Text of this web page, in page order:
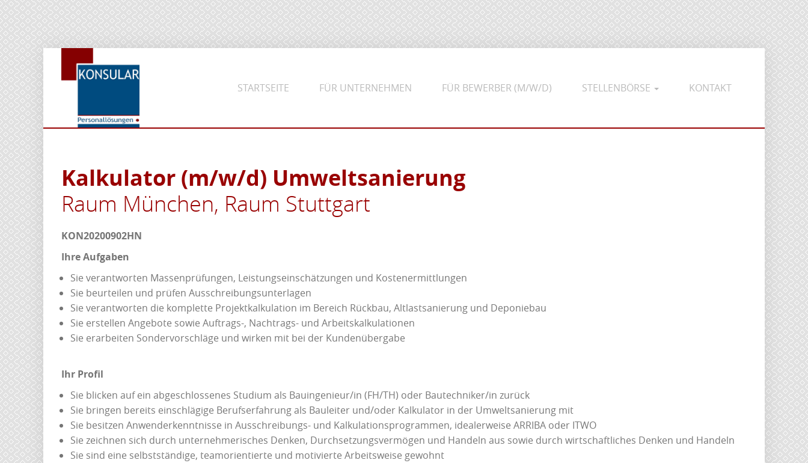
STARTSEITE FÜR UNTERNEHMEN FÜR BEWERBER (M/W/D) STELLENBÖRSE KONTAKT
Kalkulator (m/w/d) Umweltsanierung
Raum München, Raum Stuttgart
KON20200902HN
Ihre Aufgaben
Sie verantworten Massenprüfungen, Leistungseinschätzungen und Kostenermittlungen
Sie beurteilen und prüfen Ausschreibungsunterlagen
Sie verantworten die komplette Projektkalkulation im Bereich Rückbau, Altlastsanierung und Deponiebau
Sie erstellen Angebote sowie Auftrags-, Nachtrags- und Arbeitskalkulationen
Sie erarbeiten Sondervorschläge und wirken mit bei der Kundenübergabe
Ihr Profil
Sie blicken auf ein abgeschlossenes Studium als Bauingenieur/in (FH/TH) oder Bautechniker/in zurück
Sie bringen bereits einschlägige Berufserfahrung als Bauleiter und/oder Kalkulator in der Umweltsanierung mit
Sie besitzen Anwenderkenntnisse in Ausschreibungs- und Kalkulationsprogrammen, idealerweise ARRIBA oder ITWO
Sie zeichnen sich durch unternehmerisches Denken, Durchsetzungsvermögen und Handeln aus sowie durch wirtschaftliches Denken und Handeln
Sie sind eine selbstständige, teamorientierte und motivierte Arbeitsweise gewohnt